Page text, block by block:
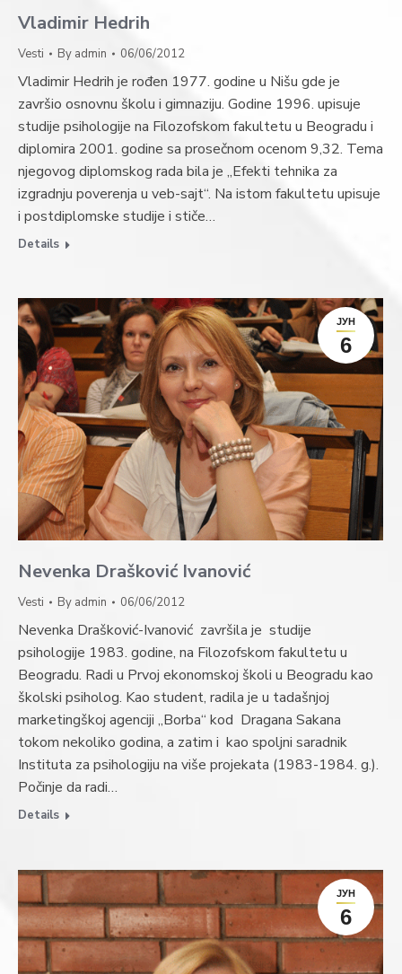
Vladimir Hedrih
Vesti By admin 06/06/2012
Vladimir Hedrih je rođen 1977. godine u Nišu gde je
završio osnovnu školu i gimnaziju. Godine 1996. upisuje
studije psihologije na Filozofskom fakultetu u Beogradu i
diplomira 2001. godine sa prosečnom ocenom 9,32. Tema
njegovog diplomskog rada bila je ,,Efekti tehnika za
izgradnju poverenja u veb-sajt“. Na istom fakultetu upisuje
i postdiplomske studije i stiče…
Details
ЈУН
6
Nevenka Drašković Ivanović
Vesti By admin 06/06/2012
Nevenka Drašković-Ivanović završila je studije
psihologije 1983. godine, na Filozofskom fakultetu u
Beogradu. Radi u Prvoj ekonomskoj školi u Beogradu kao
školski psiholog. Kao student, radila je u tadašnjoj
marketingškoj agenciji „Borba“ kod Dragana Sakana
tokom nekoliko godina, a zatim i kao spoljni saradnik
Instituta za psihologiju na više projekata (1983-1984. g.).
Počinje da radi…
Details
ЈУН
6